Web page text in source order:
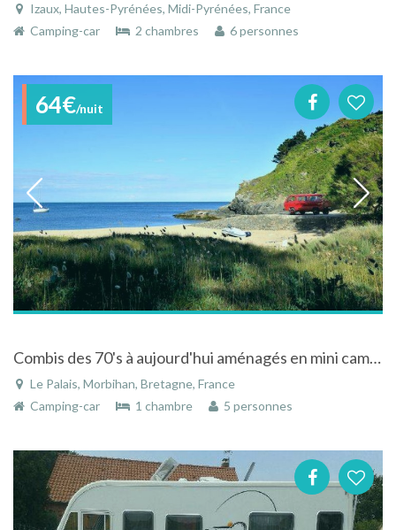
Izaux, Hautes-Pyrénées, Midi-Pyrénées, France
Camping-car
2 chambres 6 personnes
64€/nuit
Combis des 70's à aujourd'hui aménagés en mini camping car proche du Palais
Le Palais, Morbihan, Bretagne, France
Camping-car
1 chambre 5 personnes